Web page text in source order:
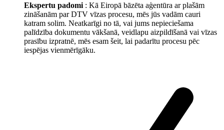
Ekspertu padomi : Kā Eiropā bāzēta aģentūra ar plašām
zināšanām par DTV vīzas procesu, mēs jūs vadām cauri
katram solim. Neatkarīgi no tā, vai jums nepieciešama
palīdzība dokumentu vākšanā, veidlapu aizpildīšanā vai vīzas
prasību izpratnē, mēs esam šeit, lai padarītu procesu pēc
iespējas vienmērīgāku.